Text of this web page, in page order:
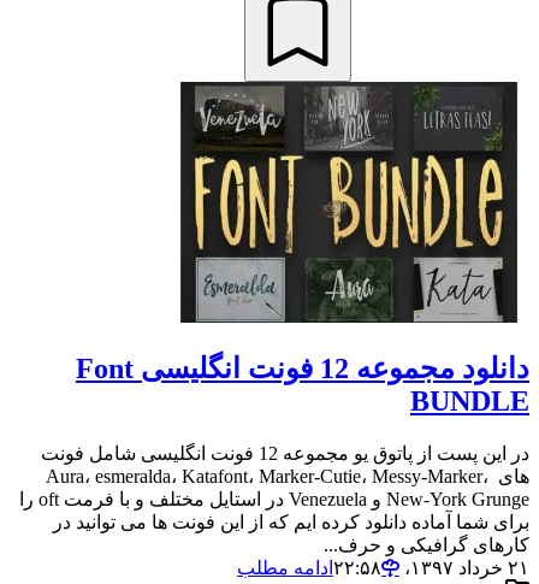
دانلود مجموعه 12 فونت انگلیسی Font
BUNDLE
در این پست از پاتوق یو مجموعه 12 فونت انگلیسی شامل فونت
های Aura، esmeralda، Katafont، Marker-Cutie، Messy-Marker،
New-York Grunge و Venezuela در استایل مختلف و با فرمت oft را
برای شما آماده دانلود کرده ایم که از این فونت ها می توانید در
کارهای گرافیکی و حرف...
۲۱ خرداد ۱۳۹۷،‏ ۲۲:۵۸
ادامه مطلب